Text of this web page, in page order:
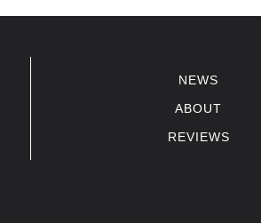
NEWS
ABOUT
REVIEWS